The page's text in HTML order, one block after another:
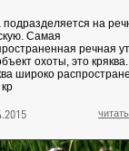
подразделяется на
Самая
речная
охоты, это кряква.
широко